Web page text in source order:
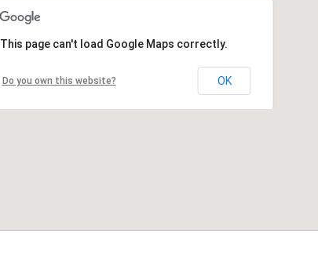
This page can't load Google Maps correctly.
Do you own this website? OK